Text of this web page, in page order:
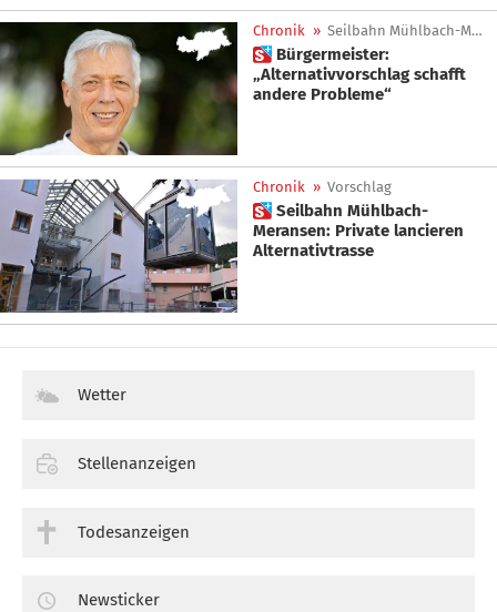
Chronik » Seilbahn Mühlbach-Meransen
 Bürgermeister:
„Alternativvorschlag schafft
andere Probleme“
Chronik » Vorschlag
 Seilbahn Mühlbach-
Meransen: Private lancieren
Alternativtrasse
Wetter
Stellenanzeigen
Todesanzeigen
Newsticker